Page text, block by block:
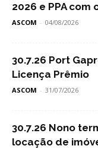
2026 e PPA com
ASCOM - 04/08/2026
30.7.26 Port
Licença Prêmio
ASCOM - 31/07/2026
30.7.26 Nono
locação de